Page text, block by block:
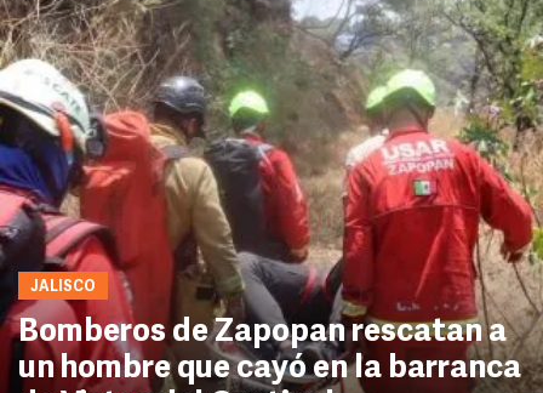
JALISCO
Bomberos de Zapopan rescatan a
un hombre que cayó en la barranca